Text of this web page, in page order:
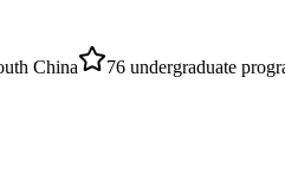
76 undergraduate